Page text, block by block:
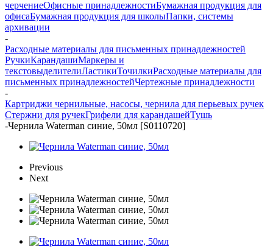
черчениеОфисные принадлежностиБумажная продукция для
офисаБумажная продукция для школыПапки, системы
архивации
-
Расходные материалы для письменных принадлежностей
РучкиКарандашиМаркеры и
текстовыделителиЛастикиТочилкиРасходные материалы для
письменных принадлежностейЧертежные принадлежности
-
Картриджи чернильные, насосы, чернила для перьевых ручек
Стержни для ручекГрифели для карандашейТушь
-Чернила Waterman синие, 50мл [S0110720]
Previous
Next